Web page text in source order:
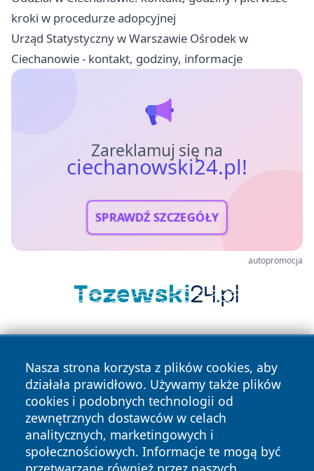
kroki w procedurze adopcyjnej
Urząd Statystyczny w Warszawie Ośrodek w
Ciechanowie - kontakt, godziny, informacje
Zareklamuj się na
ciechanowski24.pl!
SPRAWDŹ SZCZEGÓŁY
autopromocja
Nasza strona korzysta z plików cookies, aby
działała prawidłowo. Używamy także plików
cookies i podobnych technologii od
zewnętrznych dostawców w celach
analitycznych, marketingowych i
społecznościowych. Informacje te mogą być
Copyright © 2026 ciechanowski24.pl Wszystkie prawa
zastrzeżone.